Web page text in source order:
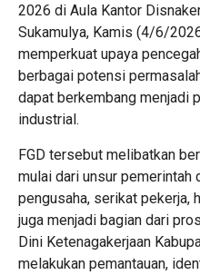
2026 di Aula Kantor
Sukamulya, Kamis (4/6/
memperkuat upaya
berbagai potensi
dapat berkembang menjadi
industrial.
FGD tersebut melibatkan
mulai dari unsur pemerintah
pengusaha, serikat pekerja,
juga menjadi bagian dari
Dini Ketenagakerjaan
melakukan pemantauan,